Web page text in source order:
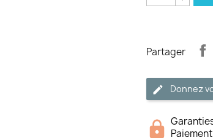
Partager
Donnez